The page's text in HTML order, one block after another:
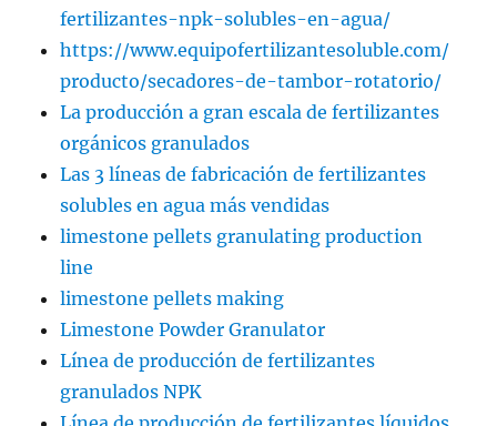
fertilizantes-npk-solubles-en-agua/
https://www.equipofertilizantesoluble.com/
producto/secadores-de-tambor-rotatorio/
La producción a gran escala de fertilizantes
orgánicos granulados
Las 3 líneas de fabricación de fertilizantes
solubles en agua más vendidas
limestone pellets granulating production
line
limestone pellets making
Limestone Powder Granulator
Línea de producción de fertilizantes
granulados NPK